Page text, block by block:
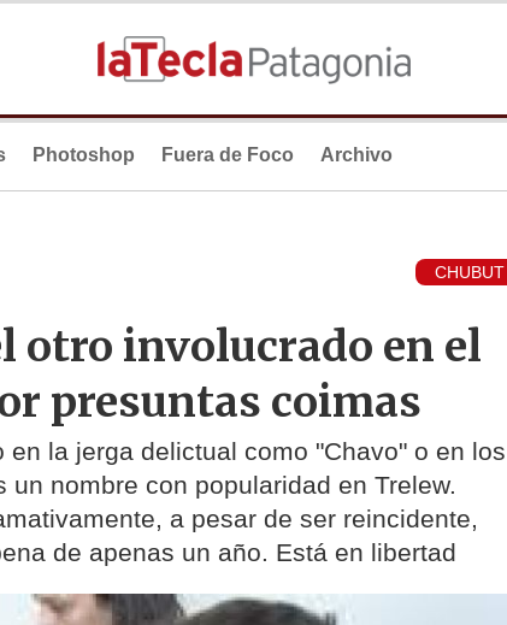
Photoshop Fuera de Foco Archivo
CHUBUT
otro involucrado en el
presuntas coimas
la jerga delictual como "Chavo" o en los
nombre con popularidad en Trelew.
a pesar de ser reincidente,
de apenas un año. Está en libertad